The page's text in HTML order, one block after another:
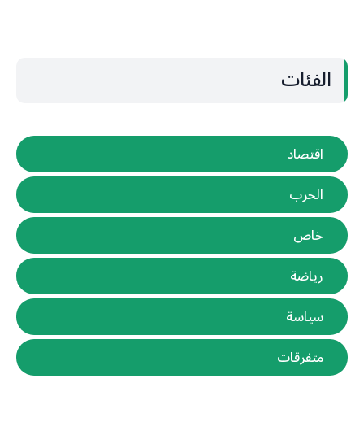
الفئات
اقتصاد
الحرب
خاص
رياضة
سياسة
متفرقات